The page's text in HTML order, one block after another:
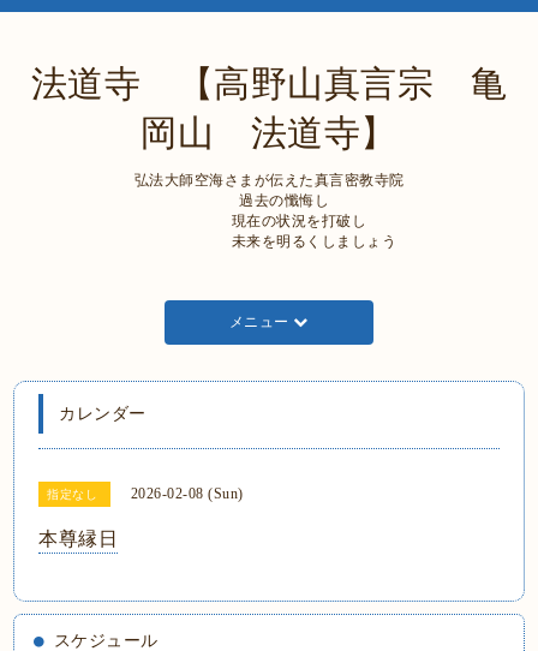
法道寺 【高野山真言宗 亀
岡山 法道寺】
弘法大師空海さまが伝えた真言密教寺院
過去の懺悔し
現在の状況を打破し
未来を明るくしましょう
メニュー
カレンダー
指定なし 2026-02-08 (Sun)
本尊縁日
スケジュール